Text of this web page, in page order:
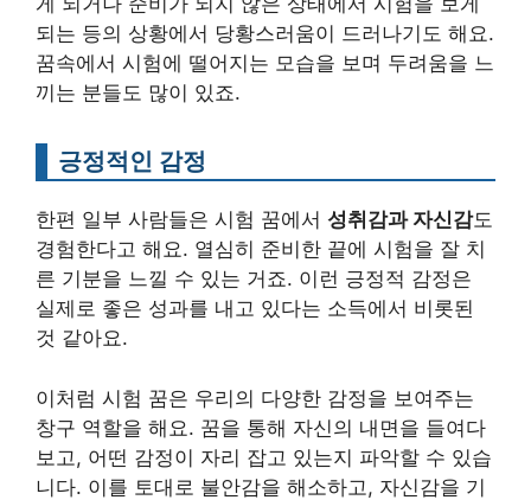
되는 등의 상황에서 당황스러움이 드러나기도 해요.
꿈속에서 시험에 떨어지는 모습을 보며 두려움을 느
끼는 분들도 많이 있죠.
긍정적인 감정
한편 일부 사람들은 시험 꿈에서 성취감과 자신감도
경험한다고 해요. 열심히 준비한 끝에 시험을 잘 치
른 기분을 느낄 수 있는 거죠. 이런 긍정적 감정은
실제로 좋은 성과를 내고 있다는 소득에서 비롯된
것 같아요.
이처럼 시험 꿈은 우리의 다양한 감정을 보여주는
창구 역할을 해요. 꿈을 통해 자신의 내면을 들여다
보고, 어떤 감정이 자리 잡고 있는지 파악할 수 있습
니다. 이를 토대로 불안감을 해소하고, 자신감을 기